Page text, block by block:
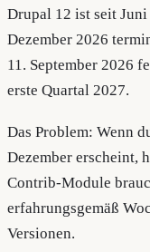
Drupal 12 ist seit
Dezember 2026
11. September 2026
erste Quartal 2027.
Das Problem: Wenn
Dezember erscheint,
Contrib-Module
erfahrungsgemäß
Versionen.